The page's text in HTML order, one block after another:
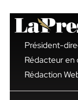
Président-
Rédacteur en
Rédaction